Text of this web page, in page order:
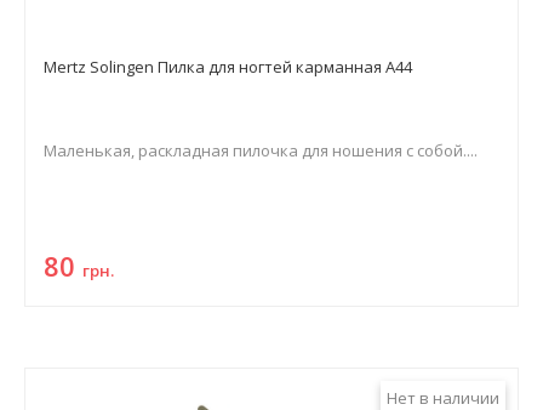
Mertz Solingen Пилка для ногтей карманная A44
Маленькая, раскладная пилочка для ношения с собой....
80 грн.
Нет в наличии